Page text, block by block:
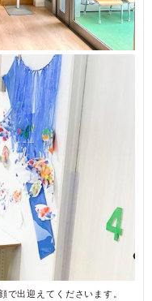
出迎えてくださいます。